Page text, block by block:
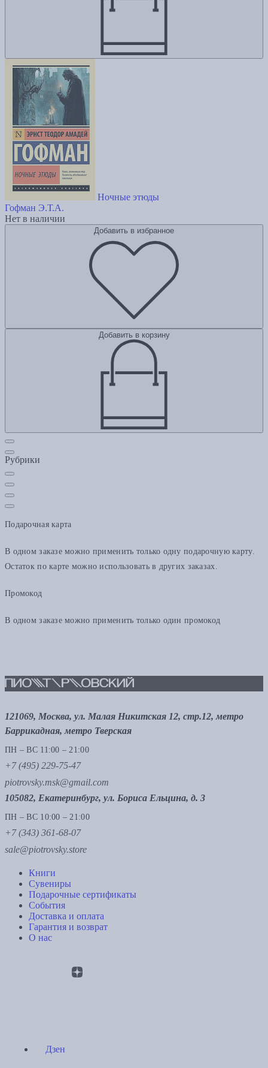
Ночные этюды
Гофман Э.Т.А.
Нет в наличии
Добавить в избранное
Добавить в корзину
Рубрики
Подарочная карта
В одном заказе можно применить только одну подарочную карту.
Остаток по карте можно использовать в других заказах.
Промокод
В одном заказе можно применить только один промокод
121069, Москва, ул. Малая Никитская 12, стр.12, метро
Баррикадная, метро Тверская
ПН – ВС 11:00 – 21:00
+7 (495) 229-75-47
piotrovsky.msk@gmail.com
105082, Екатеринбург, ул. Бориса Ельцина, д. 3
ПН – ВС 10:00 – 21:00
+7 (343) 361-68-07
sale@piotrovsky.store
Книги
Сувениры
Подарочные сертификаты
События
Доставка и оплата
Гарантия и возврат
О нас
Дзен